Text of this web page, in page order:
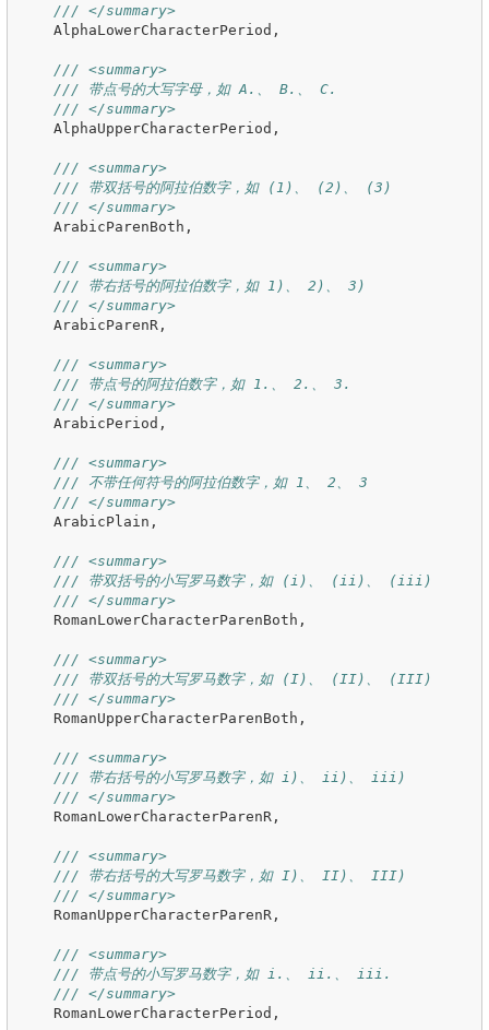
/// </summary>
AlphaLowerCharacterPeriod ,
/// <summary>
/// 带点号的大写字母，如 A.、 B.、 C.
/// </summary>
AlphaUpperCharacterPeriod ,
/// <summary>
/// 带双括号的阿拉伯数字，如 (1)、 (2)、 (3)
/// </summary>
ArabicParenBoth ,
/// <summary>
/// 带右括号的阿拉伯数字，如 1)、 2)、 3)
/// </summary>
ArabicParenR ,
/// <summary>
/// 带点号的阿拉伯数字，如 1.、 2.、 3.
/// </summary>
ArabicPeriod ,
/// <summary>
/// 不带任何符号的阿拉伯数字，如 1、 2、 3
/// </summary>
ArabicPlain ,
/// <summary>
/// 带双括号的小写罗马数字，如 (i)、 (ii)、 (iii)
/// </summary>
RomanLowerCharacterParenBoth ,
/// <summary>
/// 带双括号的大写罗马数字，如 (I)、 (II)、 (III)
/// </summary>
RomanUpperCharacterParenBoth ,
/// <summary>
/// 带右括号的小写罗马数字，如 i)、 ii)、 iii)
/// </summary>
RomanLowerCharacterParenR ,
/// <summary>
/// 带右括号的大写罗马数字，如 I)、 II)、 III)
/// </summary>
RomanUpperCharacterParenR ,
/// <summary>
/// 带点号的小写罗马数字，如 i.、 ii.、 iii.
/// </summary>
RomanLowerCharacterPeriod ,